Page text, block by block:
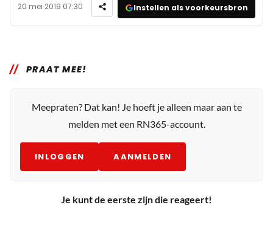
20 mei 2019 07:30 Instellen als voorkeursbron
PRAAT MEE!
Meepraten? Dat kan! Je hoeft je alleen maar aan te
melden met een RN365-account.
INLOGGEN AANMELDEN
Je kunt de eerste zijn die reageert!